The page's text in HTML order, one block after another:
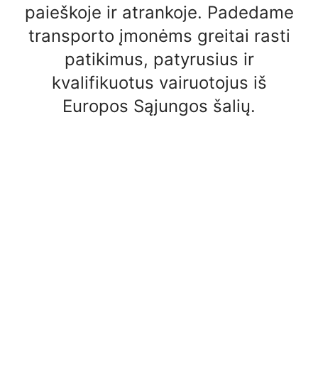
paieškoje ir atrankoje. Padedame
transporto įmonėms greitai rasti
patikimus, patyrusius ir
kvalifikuotus vairuotojus iš
Europos Sąjungos šalių.